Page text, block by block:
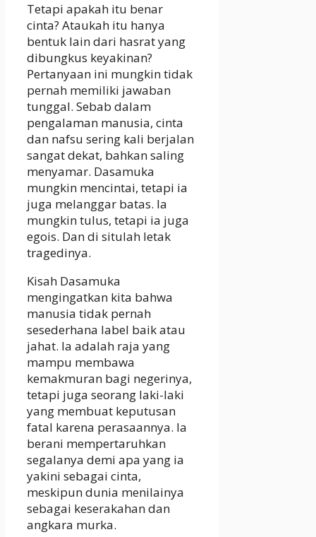
Tetapi apakah itu benar
cinta? Ataukah itu hanya
bentuk lain dari hasrat yang
dibungkus keyakinan?
Pertanyaan ini mungkin tidak
pernah memiliki jawaban
tunggal. Sebab dalam
pengalaman manusia, cinta
dan nafsu sering kali berjalan
sangat dekat, bahkan saling
menyamar. Dasamuka
mungkin mencintai, tetapi ia
juga melanggar batas. Ia
mungkin tulus, tetapi ia juga
egois. Dan di situlah letak
tragedinya.
Kisah Dasamuka
mengingatkan kita bahwa
manusia tidak pernah
sesederhana label baik atau
jahat. Ia adalah raja yang
mampu membawa
kemakmuran bagi negerinya,
tetapi juga seorang laki-laki
yang membuat keputusan
fatal karena perasaannya. Ia
berani mempertaruhkan
segalanya demi apa yang ia
yakini sebagai cinta,
meskipun dunia menilainya
sebagai keserakahan dan
angkara murka.